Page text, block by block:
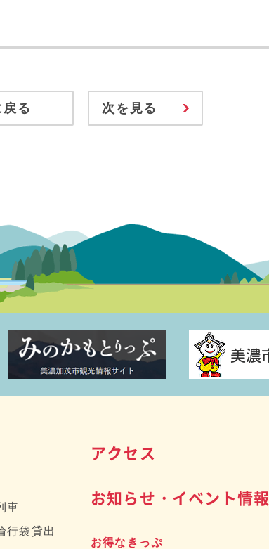
る 次を見る
車
行袋貸出
アクセス
お知らせ・イベント情報
お得なきっぷ